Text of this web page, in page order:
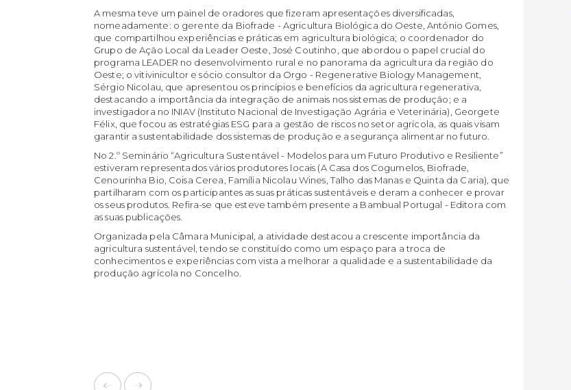
A mesma teve um painel de oradores que fizeram apresentações diversificadas,
nomeadamente: o gerente da Biofrade - Agricultura Biológica do Oeste, António Gomes,
que compartilhou experiências e práticas em agricultura biológica; o coordenador do
Grupo de Ação Local da Leader Oeste, José Coutinho, que abordou o papel crucial do
programa LEADER no desenvolvimento rural e no panorama da agricultura da região do
Oeste; o vitivinicultor e sócio consultor da Orgo - Regenerative Biology Management,
Sérgio Nicolau, que apresentou os princípios e benefícios da agricultura regenerativa,
destacando a importância da integração de animais nos sistemas de produção; e a
investigadora no INIAV (Instituto Nacional de Investigação Agrária e Veterinária), Georgete
Félix, que focou as estratégias ESG para a gestão de riscos no setor agrícola, as quais visam
garantir a sustentabilidade dos sistemas de produção e a segurança alimentar no futuro.
No 2.º Seminário “Agricultura Sustentável - Modelos para um Futuro Produtivo e Resiliente”
estiveram representados vários produtores locais (A Casa dos Cogumelos, Biofrade,
Cenourinha Bio, Coisa Cerea, Família Nicolau Wines, Talho das Manas e Quinta da Caria), que
partilharam com os participantes as suas práticas sustentáveis e deram a conhecer e provar
os seus produtos. Refira-se que esteve também presente a Bambual Portugal - Editora com
as suas publicações.
Organizada pela Câmara Municipal, a atividade destacou a crescente importância da
agricultura sustentável, tendo se constituído como um espaço para a troca de
conhecimentos e experiências com vista a melhorar a qualidade e a sustentabilidade da
produção agrícola no Concelho.